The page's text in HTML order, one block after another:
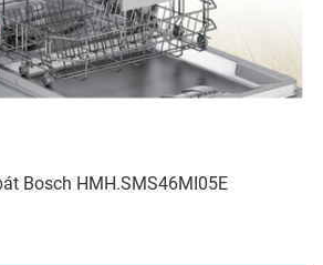
Bosch HMH.SMS46MI05E